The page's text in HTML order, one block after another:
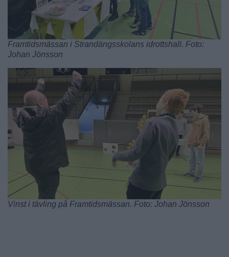
Framtidsmässan i Strandängsskolans idrottshall. Foto:
Johan Jönsson
Vinst i tävling på Framtidsmässan. Foto: Johan Jönsson